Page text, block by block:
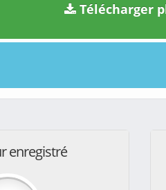
Télécharger
enregistré